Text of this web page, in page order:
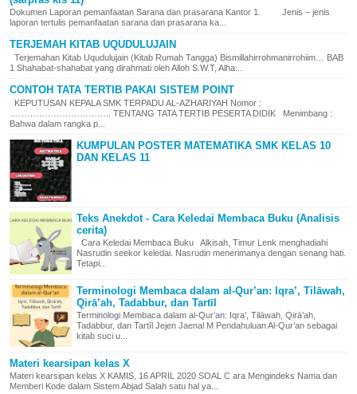
Dokumen Laporan pemanfaatan Sarana dan prasarana Kantor 1. Jenis – jenis
laporan tertulis pemanfaatan sarana dan prasarana ka...
TERJEMAH KITAB UQUDULUJAIN
Terjemahan Kitab Uqudulujain (Kitab Rumah Tangga) Bismillahirrohmanirrohiim… BAB
1 Shahabat-shahabat yang dirahmati oleh Alloh S.W.T, Alha...
CONTOH TATA TERTIB PAKAI SISTEM POINT
KEPUTUSAN KEPALA SMK TERPADU AL-AZHARIYAH Nomor :
…………………………….. TENTANG TATA TERTIB PESERTA DIDIK Menimbang :
Bahwa dalam rangka p...
KUMPULAN POSTER MATEMATIKA SMK KELAS 10
DAN KELAS 11
Teks Anekdot - Cara Keledai Membaca Buku (Analisis
cerita)
Cara Keledai Membaca Buku Alkisah, Timur Lenk menghadiahi
Nasrudin seekor keledai. Nasrudin menerimanya dengan senang hati.
Tetapi...
Terminologi Membaca dalam al-Qur’an: Iqra’, Tilāwah,
Qirā’ah, Tadabbur, dan Tartīl
Terminologi Membaca dalam al-Qur’an: Iqra’, Tilāwah, Qirā’ah,
Tadabbur, dan Tartīl Jejen Jaenal M Pendahuluan Al-Qur’an sebagai
kitab suci u...
Materi kearsipan kelas X
Materi kearsipan kelas X KAMIS, 16 APRIL 2020 SOAL C ara Mengindeks Nama dan
Memberi Kode dalam Sistem Abjad Salah satu hal ya...